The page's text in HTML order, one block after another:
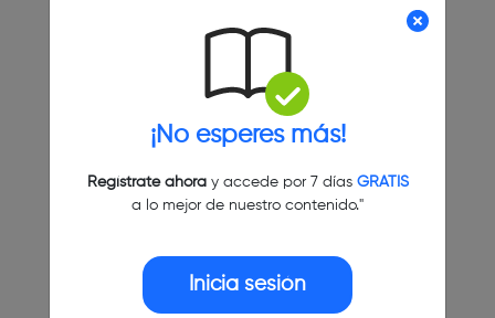
¡No esperes más!
Regístrate ahoray accede por 7 días GRATIS
a lo mejor de nuestro contenido."
Inicia sesión